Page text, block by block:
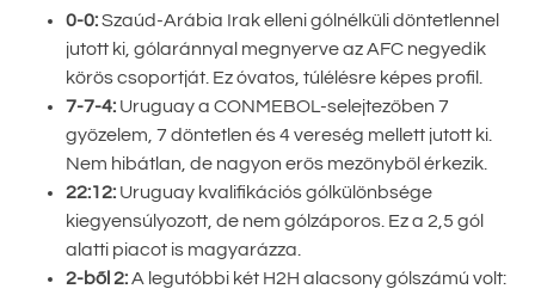
0-0:Szaúd-Arábia Irak elleni gólnélküli döntetlennel
jutott ki, gólaránnyal megnyerve az AFC negyedik
körös csoportját. Ez óvatos, túlélésre képes profil.
7-7-4: Uruguay a CONMEBOL-selejtezőben 7
győzelem, 7 döntetlen és 4 vereség mellett jutott ki.
Nem hibátlan, de nagyon erős mezőnyből érkezik.
22:12: Uruguay kvalifikációs gólkülönbsége
kiegyensúlyozott, de nem gólzáporos. Ez a 2,5 gól
alatti piacot is magyarázza.
2-ből 2:A legutóbbi két H2H alacsony gólszámú volt: